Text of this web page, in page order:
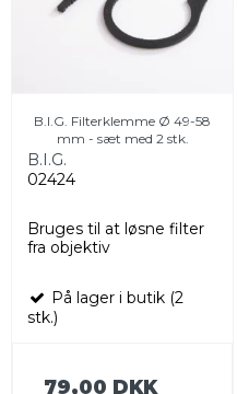
B.I.G. Filterklemme Ø 49-58
mm - sæt med 2 stk.
B.I.G.
02424
Bruges til at løsne filter
fra objektiv
På lager i butik (2
stk.)
79,00 DKK